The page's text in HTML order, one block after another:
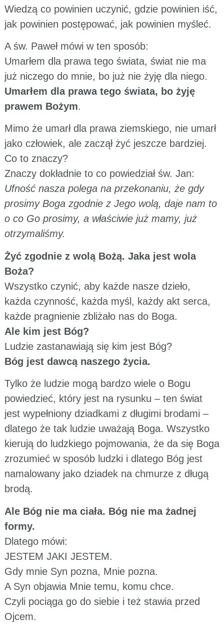
Wiedzą co powinien uczynić, gdzie powinien iść,
jak powinien postępować, jak powinien myśleć.
A św. Paweł mówi w ten sposób:
Umarłem dla prawa tego świata, świat nie ma
już niczego do mnie, bo już nie żyję dla niego.
Umarłem dla prawa tego świata, bo żyję
prawem Bożym.
Mimo że umarł dla prawa ziemskiego, nie umarł
jako człowiek, ale zaczął żyć jeszcze bardziej.
Co to znaczy?
Znaczy dokładnie to co powiedział św. Jan:
Ufność nasza polega na przekonaniu, że gdy
prosimy Boga zgodnie z Jego wolą, daje nam to
o co Go prosimy, a właściwie już mamy, już
otrzymaliśmy.
Żyć zgodnie z wolą Bożą. Jaka jest wola
Boża?
Wszystko czynić, aby każde nasze dzieło,
każda czynność, każda myśl, każdy akt serca,
każde pragnienie zbliżało nas do Boga.
Ale kim jest Bóg?
Ludzie zastanawiają się kim jest Bóg?
Bóg jest dawcą naszego życia.
Tylko że ludzie mogą bardzo wiele o Bogu
powiedzieć, który jest na rysunku – ten świat
jest wypełniony dziadkami z długimi brodami –
dlatego że tak ludzie uważają Boga. Wszystko
kierują do ludzkiego pojmowania, że da się Boga
zrozumieć w sposób ludzki i dlatego Bóg jest
namalowany jako dziadek na chmurze z długą
brodą.
Ale Bóg nie ma ciała. Bóg nie ma żadnej
formy.
Dlatego mówi:
JESTEM JAKI JESTEM.
Gdy mnie Syn pozna, Mnie pozna.
A Syn objawia Mnie temu, komu chce.
Czyli pociąga go do siebie i też stawia przed
Ojcem.